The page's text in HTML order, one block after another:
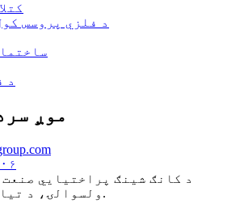
د فلزي پروسس
د
موږ
د کانګ شینګ پراختیایي
ولسوالۍ، د تیانجین ښار، چین.